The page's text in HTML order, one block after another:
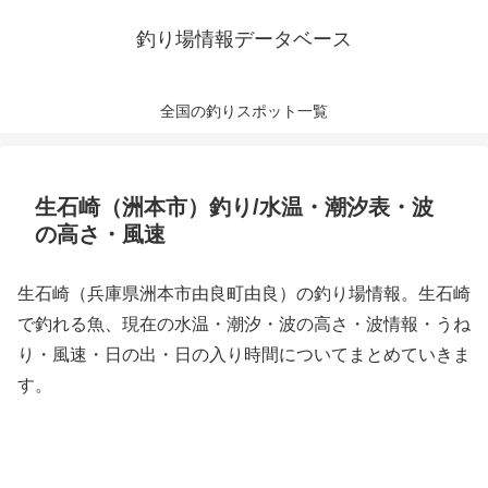
釣り場情報データベース
全国の釣りスポット一覧
生石崎（洲本市）釣り/水温・潮汐表・波
の高さ・風速
生石崎（兵庫県洲本市由良町由良）の釣り場情報。生石崎
で釣れる魚、現在の水温・潮汐・波の高さ・波情報・うね
り・風速・日の出・日の入り時間についてまとめていきま
す。